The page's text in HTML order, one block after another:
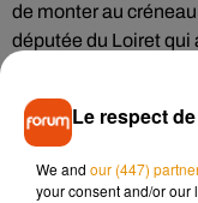
de monter au
députée du Loiret qui
L’élue dénonce
chaîne du groupe
condamné
religieuse. Il avait
mêmes faits. LeCSA
Le respect
We and our (447)
your consent and/or our